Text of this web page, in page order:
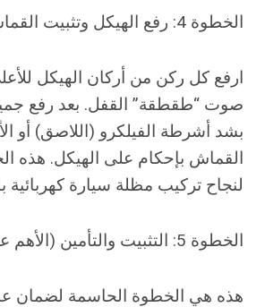
الخطوة 4: رفع الهيكل وتثبيت القماش
ارفع كل ركن من أركان الهيكل
صوت “طقطقة” القفل. بعد رفع
بشد أشرطة الفيلكرو (اللاصق) أو
القماش بإحكام على الهيكل. هذه
لنجاح تركيب مظلة سيارة كهربائية
الخطوة 5: التثبيت والتأمين (الأهم على الإطلاق!)
هذه هي الخطوة الحاسمة لضمان